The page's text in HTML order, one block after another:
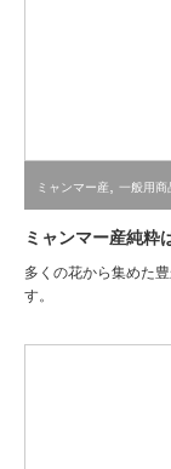
ミャンマー産, 一般用商
ミャンマー産純粋
多くの花から集めた
す。